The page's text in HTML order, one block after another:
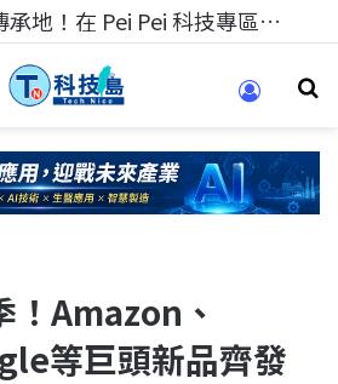
就到TECH+ 科技專區!
！Amazon、
等巨頭新品齊發